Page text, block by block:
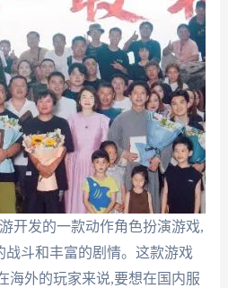
开发的一款动作角色扮演游戏,
战斗和丰富的剧情。这款游戏
海外的玩家来说,要想在国内服